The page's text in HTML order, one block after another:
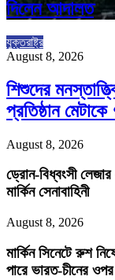
দিলেন আদালত
যুক্তরাষ্ট্র
August 8, 2026
শিশুদের
প্রতিষ্ঠান
August 8, 2026
ড্রোন-বিধ্বংসী
মার্কিন সেনাবাহিনী
August 8, 2026
মার্কিন সিনেটে রুশ
পারে ভারত-চীনের ওপর